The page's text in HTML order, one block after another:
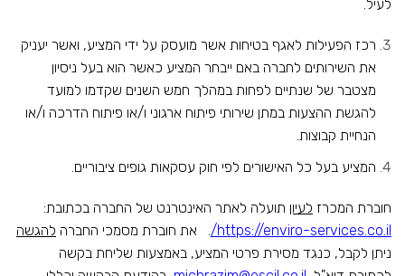
לעיל.
רכז הפעילות לאגף בטיחות אשר מועסק על ידי המציע, ואשר יעניק
את השירותים לחברה באם ייבחר המציע כאשר הוא בעל ניסיון
מצטבר של שנתיים לפחות במהלך חמש השנים שקדמו למועד
להגשת ההצעות במתן שירותי פיתוח ארגוני ו/או פיתוח הדרכה ו/או
הנחיית קבוצות.
המציע בעל כל האישורים לפי חוק עסקאות גופים ציבוריים.
חוברת המכרז לעיון תועלה לאתר האינטרנט של החברה בכתובת:
https://enviro-services.co.il/ . את חוברת מסמכי החברה להגשה
ניתן לקבל, כנגד מסירת פרטי המציע, באמצעות שליחת בקשה